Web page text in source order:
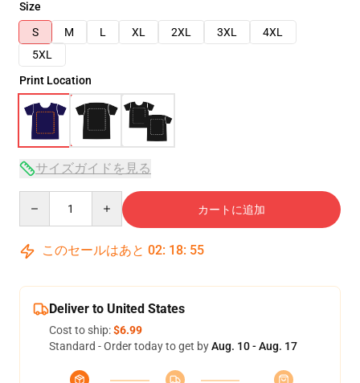
Size
S
M L XL 2XL 3XL
4XL
5XL
Print Location
サイズガイドを見る
カートに追加
このセールはあと 02: 18: 54
Deliver to United States
Cost to ship:$6.99
Standard - Order today to get byAug. 10 - Aug. 17